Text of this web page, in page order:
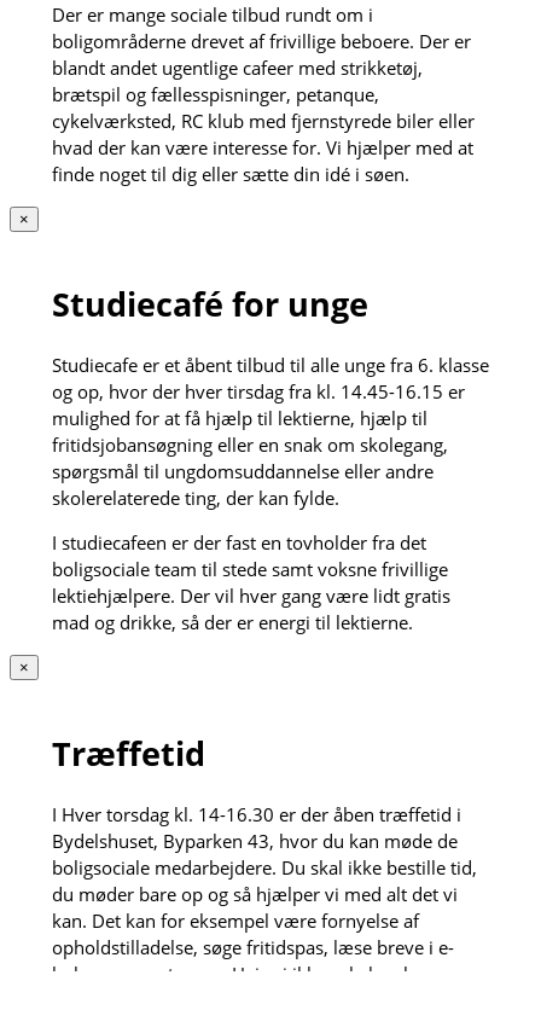
Der er mange sociale tilbud rundt om i
boligområderne drevet af frivillige beboere. Der er
blandt andet ugentlige cafeer med strikketøj,
brætspil og fællesspisninger, petanque,
cykelværksted, RC klub med fjernstyrede biler eller
hvad der kan være interesse for. Vi hjælper med at
finde noget til dig eller sætte din idé i søen.
×
Studiecafé for unge
Studiecafe er et åbent tilbud til alle unge fra 6. klasse
og op, hvor der hver tirsdag fra kl. 14.45-16.15 er
mulighed for at få hjælp til lektierne, hjælp til
fritidsjobansøgning eller en snak om skolegang,
spørgsmål til ungdomsuddannelse eller andre
skolerelaterede ting, der kan fylde.
I studiecafeen er der fast en tovholder fra det
boligsociale team til stede samt voksne frivillige
lektiehjælpere. Der vil hver gang være lidt gratis
mad og drikke, så der er energi til lektierne.
×
Træffetid
I Hver torsdag kl. 14-16.30 er der åben træffetid i
Bydelshuset, Byparken 43, hvor du kan møde de
boligsociale medarbejdere. Du skal ikke bestille tid,
du møder bare op og så hjælper vi med alt det vi
kan. Det kan for eksempel være fornyelse af
opholdstilladelse, søge fritidspas, læse breve i e-
boks og meget mere. Hvis vi ikke selv kan løse